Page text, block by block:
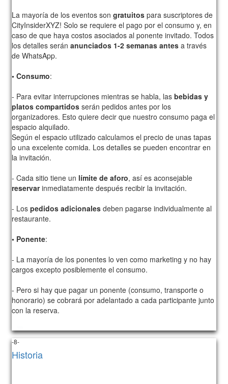
La mayoría de los eventos son gratuitos para suscriptores de
CityInsiderXYZ! Solo se requiere el pago por el consumo y, en
caso de que haya costos asociados al ponente invitado. Todos
los detalles serán anunciados 1-2 semanas antes a través
de WhatsApp.
• Consumo:
- Para evitar interrupciones mientras se habla, las bebidas y
platos compartidos serán pedidos antes por los
organizadores. Esto quiere decir que nuestro consumo paga el
espacio alquilado.
Según el espacio utilizado calculamos el precio de unas tapas
o una excelente comida. Los detalles se pueden encontrar en
la invitación.
- Cada sitio tiene un límite de aforo, así es aconsejable
reservarinmediatamente después recibir la invitación.
- Los pedidos adicionales deben pagarse individualmente al
restaurante.
• Ponente:
- La mayoría de los ponentes lo ven como marketing y no hay
cargos excepto posiblemente el consumo.
- Pero si hay que pagar un ponente (consumo, transporte o
honorario) se cobrará por adelantado a cada participante junto
con la reserva.
-8-
Historia